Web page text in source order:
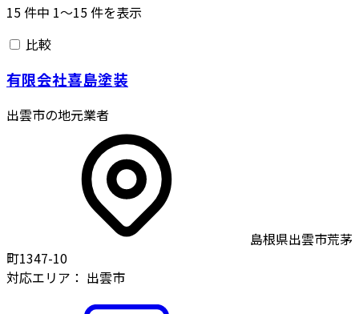
15件中 1〜15件を表示
比較
有限会社喜島塗装
出雲市の地元業者
島根県出雲市荒茅
町1347-10
対応エリア： 出雲市